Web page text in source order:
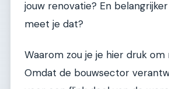
jouw renovatie? En
meet je dat?
Waarom zou je je hier druk om
Omdat de bouwsector